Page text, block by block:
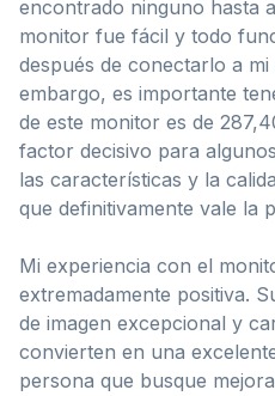
encontrado ninguno hasta
monitor fue fácil y todo
después de conectarlo a
embargo, es importante
de este monitor es de
factor decisivo para
las características y la
que definitivamente vale la
Mi experiencia con el
extremadamente positiva.
de imagen excepcional y
convierten en una
persona que busque